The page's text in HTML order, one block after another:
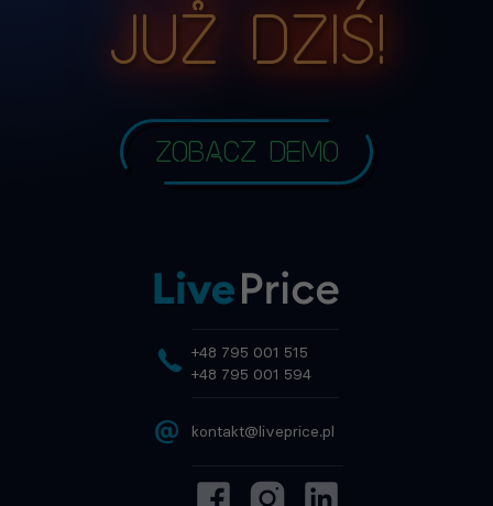
już dziś!
Zobacz demo
+48 795 001 515
+48 795 001 594
@ kontakt@liveprice.pl